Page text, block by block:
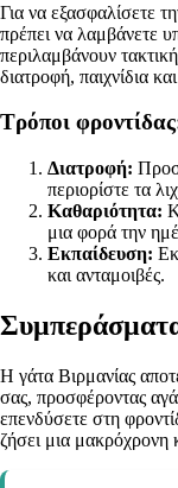
Για να εξασφαλίσετε
πρέπει να λαμβάνετε
περιλαμβάνουν
διατροφή, παιχνίδια
Τρόποι
Διατροφή:
περιορίστε τα
Καθαριότητα:
μια φορά την
Εκπαίδευση:
και ανταμοιβές.
Η γάτα Βιρμανίας
σας, προσφέροντας
επενδύσετε στη
ζήσει μια μακρόχρονη